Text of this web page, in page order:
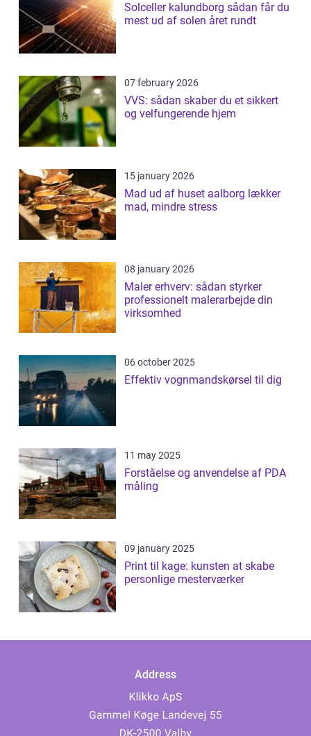
Solceller kalundborg sådan får du
mest ud af solen året rundt
07 february 2026
VVS: sådan skaber du et sikkert
og velfungerende hjem
15 january 2026
Mad ud af huset aalborg lækker
mad, mindre stress
08 january 2026
Maler erhverv: sådan styrker
professionelt malerarbejde din
virksomhed
06 october 2025
Effektiv vognmandskørsel til dig
11 may 2025
Forståelse og anvendelse af PDA
måling
09 january 2025
Print til kage: kunsten at skabe
personlige mesterværker
Address